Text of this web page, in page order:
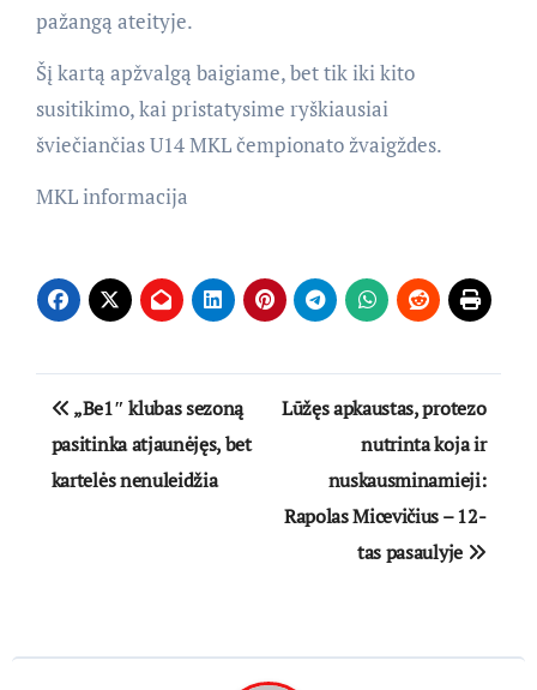
pažangą ateityje.
Šį kartą apžvalgą baigiame, bet tik iki kito
susitikimo, kai pristatysime ryškiausiai
šviečiančias U14 MKL čempionato žvaigždes.
MKL informacija
Navigacija
tarp
įrašų
„Be1″ klubas sezoną
pasitinka atjaunėjęs, bet
kartelės nenuleidžia
Lūžęs apkaustas, protezo
nutrinta koja ir
nuskausminamieji:
Rapolas Micevičius – 12-
tas pasaulyje